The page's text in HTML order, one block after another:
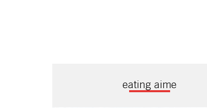
eating aime